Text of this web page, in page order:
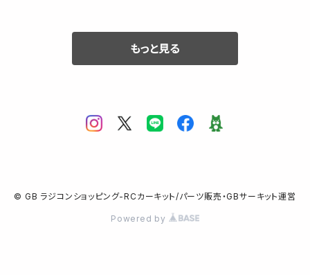
もっと見る
© GB ラジコンショッピング-RCカーキット/パーツ販売・GBサーキット運営
Powered by